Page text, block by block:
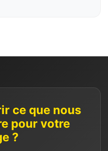
ce que nous
pour votre
?